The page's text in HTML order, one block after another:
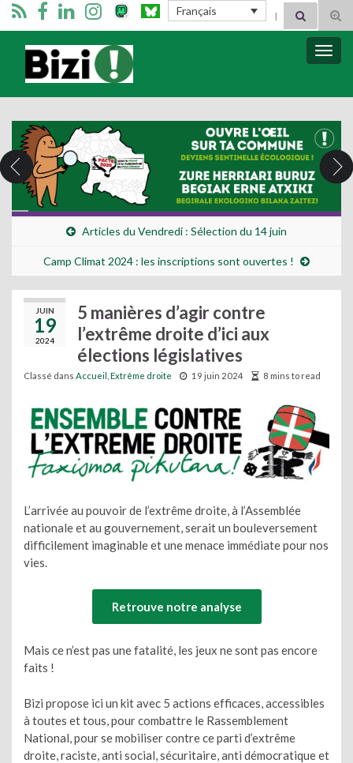
Français Search for:
Bizimugi
Articles du Vendredi : Sélection du 14 juin
Camp Climat 2024 : les inscriptions sont ouvertes !
JUIN
19
2024
5 manières d’agir contre
l’extrême droite d’ici aux
élections législatives
Classé dans Accueil Extrême droite 19 juin 2024 8 mins to read
L’arrivée au pouvoir de l’extrême droite, à l’Assemblée
nationale et au gouvernement, serait un bouleversement
difficilement imaginable et une menace immédiate pour nos
vies.
Retrouve notre analyse
Mais ce n’est pas une fatalité, les jeux ne sont pas encore
faits !
Bizi propose ici un kit avec 5 actions efficaces, accessibles
à toutes et tous, pour combattre le Rassemblement
National, pour se mobiliser contre ce parti d’extrême
droite, raciste, anti social, sécuritaire, anti démocratique et